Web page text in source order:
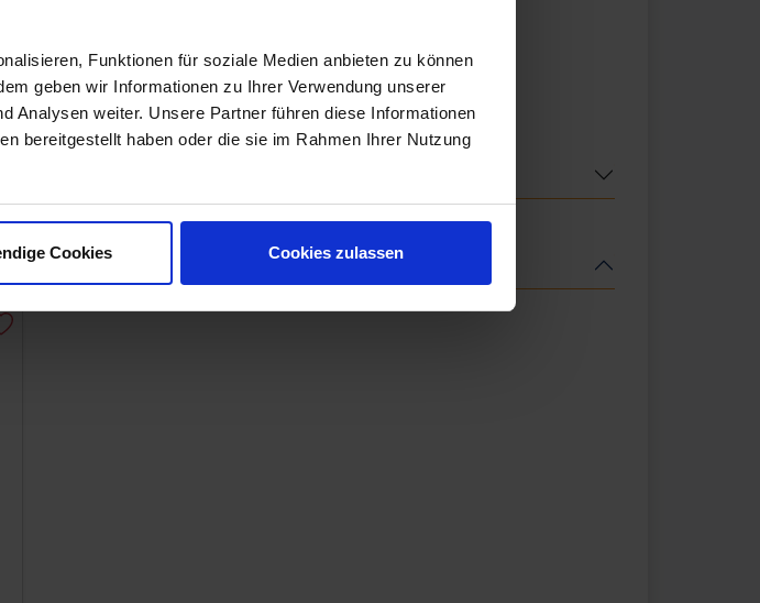
Funktionen für soziale Medien anbieten zu können
geben wir Informationen zu Ihrer Verwendung unserer
Analysen weiter. Unsere Partner führen diese Informationen
bereitgestellt haben oder die sie im Rahmen Ihrer Nutzung
Cookies Cookies zulassen